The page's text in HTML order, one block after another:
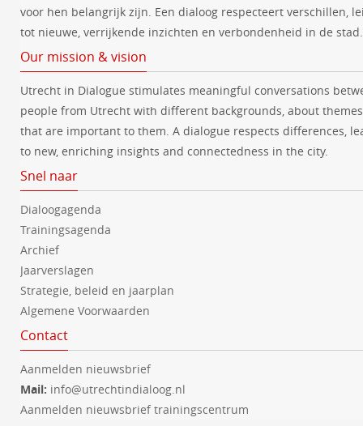
voor hen belangrijk zijn. Een dialoog respecteert verschillen,
tot nieuwe, verrijkende inzichten en verbondenheid in de stad.
Our mission & vision
Utrecht in Dialogue stimulates meaningful conversations
people from Utrecht with different backgrounds, about themes
that are important to them. A dialogue respects differences,
to new, enriching insights and connectedness in the city.
Snel naar
Dialoogagenda
Trainingsagenda
Archief
Jaarverslagen
Strategie, beleid en jaarplan
Algemene Voorwaarden
Contact
Aanmelden nieuwsbrief
Mail: info@utrechtindialoog.nl
Aanmelden nieuwsbrief trainingscentrum